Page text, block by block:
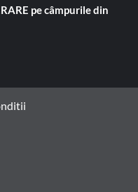
pe câmpurile din